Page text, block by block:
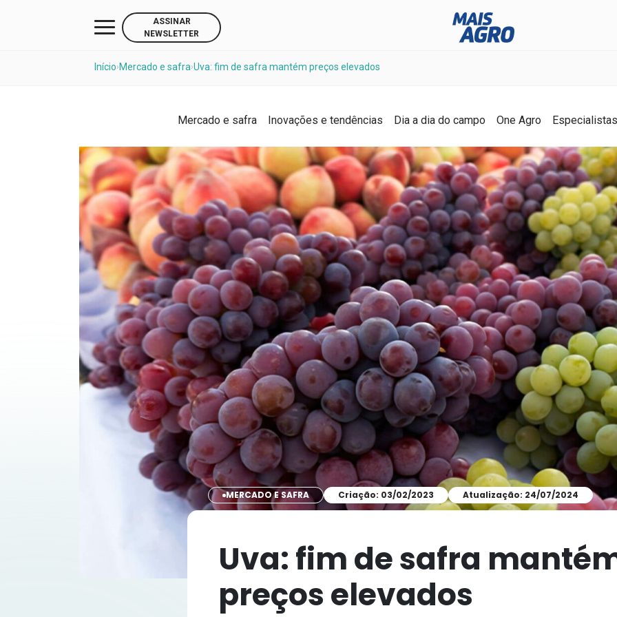
ASSINAR
NEWSLETTER
Início› Mercado e safra›Uva: fim de safra mantém preços elevados
Mercado e safra Inovações e tendências Dia a dia do campo One Agro Especialistas
MERCADO E SAFRA Criação: 03/02/2023 Atualização: 24/07/2024
Uva: fim de safra
preços elevados